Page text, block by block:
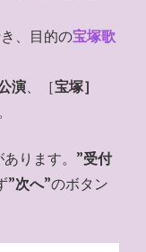
、目的の宝塚歌
演、［宝塚］
ります。”受付
”次へ”のボタン